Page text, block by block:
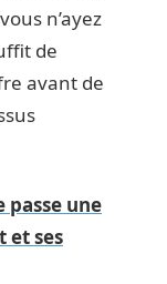
n’ayez
de
avant de
passe une
et ses